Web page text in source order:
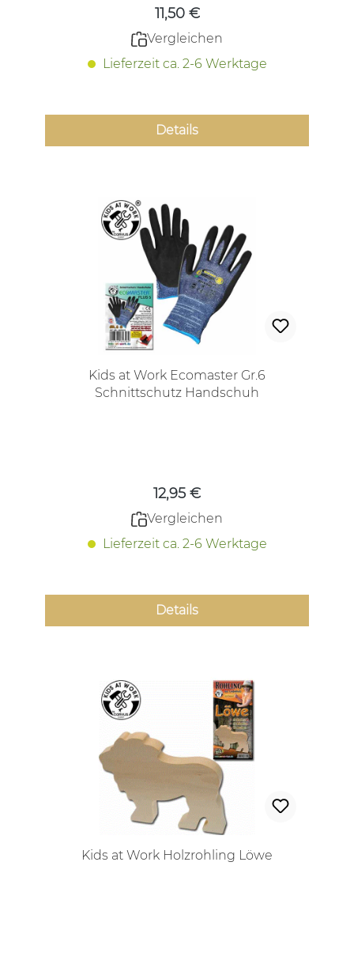
11,50 €
Vergleichen
Lieferzeit ca. 2-6 Werktage
Details
Kids at Work Ecomaster Gr.6
Schnittschutz Handschuh
12,95 €
Vergleichen
Lieferzeit ca. 2-6 Werktage
Details
Kids at Work Holzrohling Löwe